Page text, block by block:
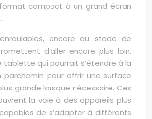
format compact à un grand écran
encore au stade de
d’aller encore plus loin.
tablette qui pourrait s’étendre à la
parchemin pour offrir une surface
grande lorsque nécessaire. Ces
la voie à des appareils plus
de s’adapter à différents